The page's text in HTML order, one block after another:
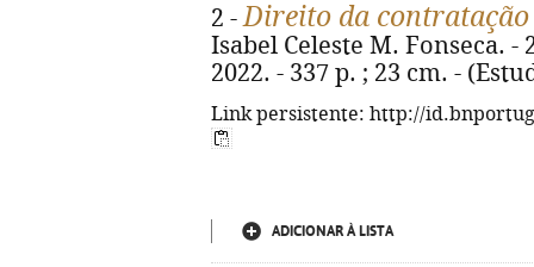
2 -Direito da
Isabel Celeste M. Fonseca. -
2022. - 337 p. ; 23 cm. -
Link persistente: http://
ADICIONAR À LISTA